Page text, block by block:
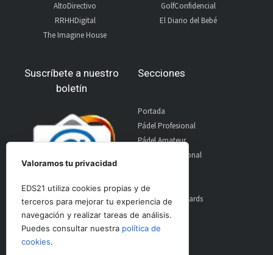
AltoDirectivo
RRHHDigital
The Imagine House
GolfConfidencial
El Diario del Bebé
Suscríbete a nuestro
boletín
Secciones
Portada
Pádel Profesional
Pádel Amateur
Pádel Internacional
Material
World Padel Awards
Contacto
Publicidad
Valoramos tu privacidad
EDS21 utiliza cookies propias y de
terceros para mejorar tu experiencia de
navegación y realizar tareas de análisis.
Puedes consultar nuestra política de
cookies.